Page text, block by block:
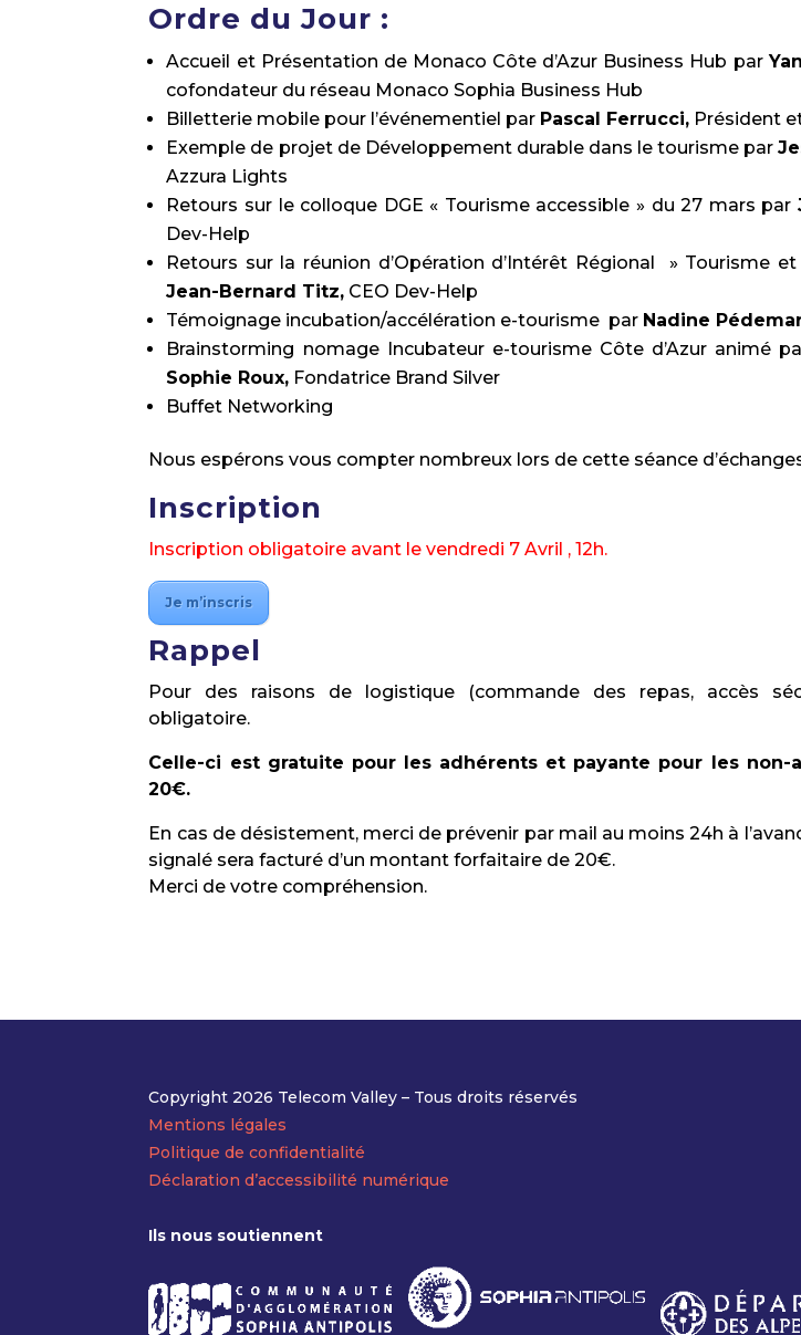
Ordre du Jour :
Accueil et Présentation de Monaco Côte d’Azur Business Hub par
cofondateur du réseau Monaco Sophia Business Hub
Billetterie mobile pour l’événementiel par Pascal Ferrucci, Président
Exemple de projet de Développement durable dans le tourisme par
Azzura Lights
Retours sur le colloque DGE « Tourisme accessible » du 27 mars par
Dev-Help
Retours sur la réunion d’Opération d’Intérêt Régional » Tourisme
Jean-Bernard Titz, CEO Dev-Help
Témoignage incubation/accélération e-tourisme par Nadine
Brainstorming nomage Incubateur e-tourisme Côte d’Azur animé
Sophie Roux, Fondatrice Brand Silver
Buffet Networking
Nous espérons vous compter nombreux lors de cette séance
Inscription
Inscription obligatoire avant le vendredi 7 Avril , 12h.
Je m’inscris
Rappel
Pour des raisons de logistique (commande des repas, accès
obligatoire.
Celle-ci est gratuite pour les adhérents et payante pour les non-
20€.
En cas de désistement, merci de prévenir par mail au moins 24h à
signalé sera facturé d’un montant forfaitaire de 20€.
Merci de votre compréhension.
Copyright 2026 Telecom Valley – Tous droits réservés
Mentions légales
Politique de confidentialité
Déclaration d’accessibilité numérique
Ils nous soutiennent